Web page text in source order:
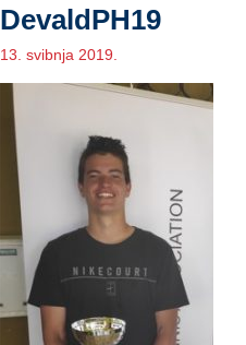
DevaldPH19
13. svibnja 2019.